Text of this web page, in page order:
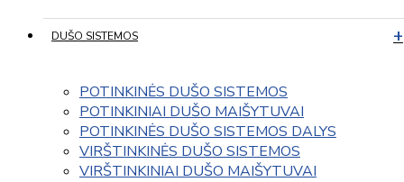
DUŠO SISTEMOS
POTINKINĖS DUŠO SISTEMOS
POTINKINIAI DUŠO MAIŠYTUVAI
POTINKINĖS DUŠO SISTEMOS DALYS
VIRŠTINKINĖS DUŠO SISTEMOS
VIRŠTINKINIAI DUŠO MAIŠYTUVAI